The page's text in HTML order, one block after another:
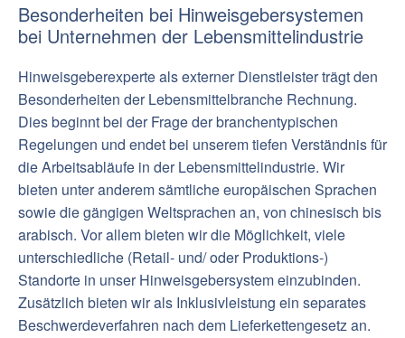
Besonderheiten bei Hinweisgebersystemen
bei Unternehmen der Lebensmittelindustrie
Hinweisgeberexperte als externer Dienstleister trägt den
Besonderheiten der Lebensmittelbranche Rechnung.
Dies beginnt bei der Frage der branchentypischen
Regelungen und endet bei unserem tiefen Verständnis für
die Arbeitsabläufe in der Lebensmittelindustrie. Wir
bieten unter anderem sämtliche europäischen Sprachen
sowie die gängigen Weltsprachen an, von chinesisch bis
arabisch. Vor allem bieten wir die Möglichkeit, viele
unterschiedliche (Retail- und/ oder Produktions-)
Standorte in unser Hinweisgebersystem einzubinden.
Zusätzlich bieten wir als Inklusivleistung ein separates
Beschwerdeverfahren nach dem Lieferkettengesetz an.